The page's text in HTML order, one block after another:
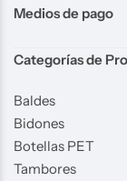
Medios de pago
Categorías de
Baldes
Bidones
Botellas PET
Tambores